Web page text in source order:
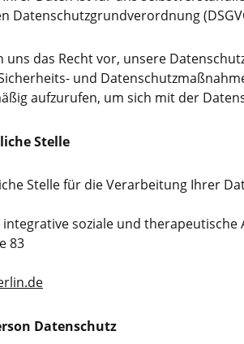
Datenschutzgrundverordnung
uns das Recht vor, unsere
und
aufzurufen, um sich mit der
Stelle
Stelle für die Verarbeitung Ihrer
soziale und therapeutische
83
Datenschutz